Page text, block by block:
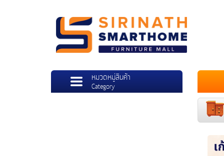
หมวดหมู่สินค้า
Category